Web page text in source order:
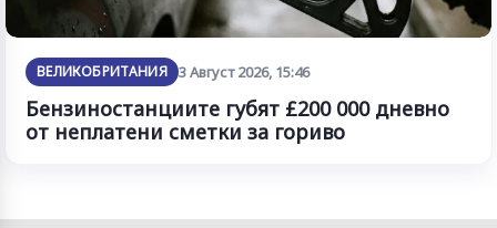
ВЕЛИКОБРИТАНИЯ 3 Август 2026, 15:46
Бензиностанциите губят £200 000 дневно
от неплатени сметки за гориво